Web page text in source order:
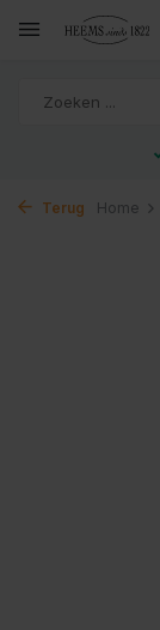
Terug Home